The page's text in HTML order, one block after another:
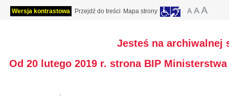
Wersja kontrastowa Przejdź do treści Mapa strony
Jesteś na archiwalnej
Od 20 lutego 2019 r. strona BIP